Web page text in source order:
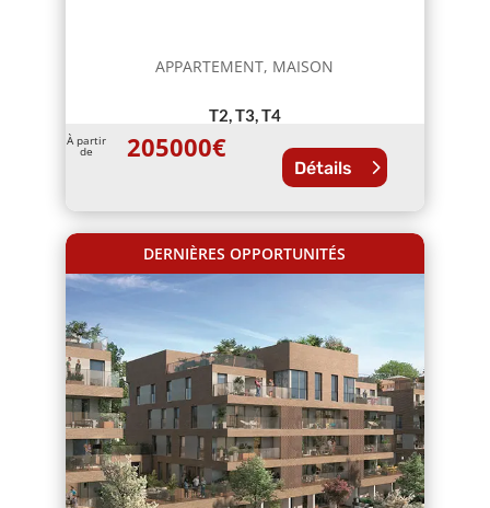
APPARTEMENT, MAISON
T2, T3, T4
À partir
de 205000€
Détails
DERNIÈRES OPPORTUNITÉS